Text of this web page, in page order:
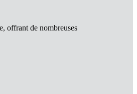
offrant de nombreuses